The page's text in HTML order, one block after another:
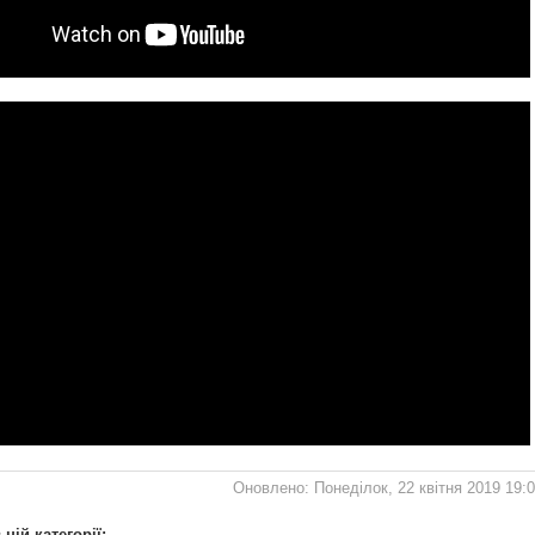
Оновлено: Понеділок, 22 квітня 2019